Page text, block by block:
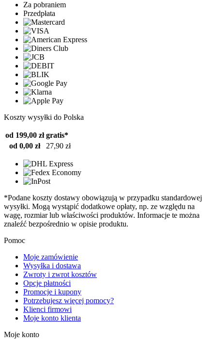
Za pobraniem
Przedpłata
Koszty wysyłki do Polska
od 199,00 zł gratis*
od 0,00 zł
27,90 zł
*Podane koszty dostawy obowiązują w przypadku standardowej
wysyłki. Mogą wystąpić dodatkowe opłaty, np. ze względu na
wagę, rozmiar lub właściwości produktów. Informacje te można
znaleźć bezpośrednio w opisie produktu.
Pomoc
Moje zamówienie
Wysyłka i dostawa
Zwroty i zwrot kosztów
Opcje płatności
Promocje i kupony
Potrzebujesz więcej pomocy?
Klienci firmowi
Moje konto klienta
Moje konto